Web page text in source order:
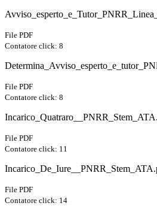
File PDF
Contatore click: 8
File PDF
Contatore click: 8
File PDF
Contatore click: 11
File PDF
Contatore click: 14